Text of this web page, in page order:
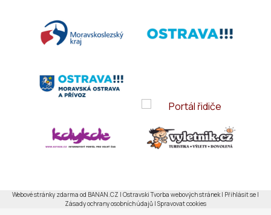
Webové stránky zdarma od BANAN.CZ | Ostravski Tvorba webových stránek | Přihlásit se |
Zásady ochrany osobních údajů | Spravovat cookies